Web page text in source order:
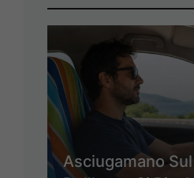
Asciugamano